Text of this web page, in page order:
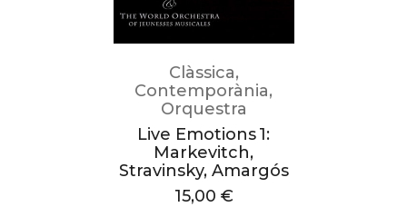
Clàssica,
Contemporània,
Orquestra
Live Emotions 1:
Markevitch,
Stravinsky, Amargós
15,00 €